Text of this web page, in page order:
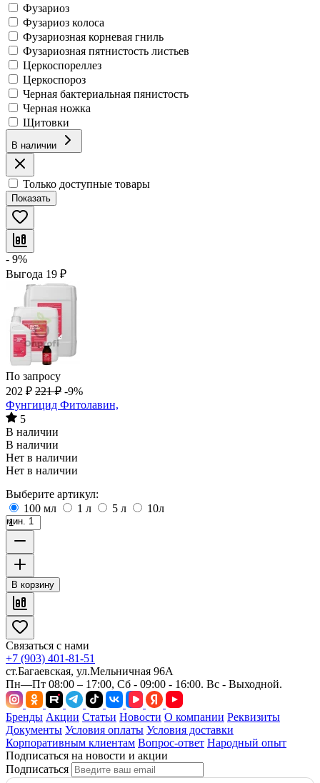
Фузариоз
Фузариоз колоса
Фузариозная корневая гниль
Фузариозная пятнистость листьев
Церкоспореллез
Церкоспороз
Черная бактериальная пянистость
Черная ножка
Щитовки
В наличии
Только доступные товары
Показать
- 9%
Выгода 19 ₽
По запросу
202 ₽ 221 ₽ -9%
Фунгицид Фитолавин,
5
В наличии
В наличии
Нет в наличии
Нет в наличии
Выберите артикул:
100 мл
1 л 5 л 10л
мин. 1
В корзину
Связаться с нами
+7 (903) 401-81-51
ст.Багаевская, ул.Мельничная 96А
Пн—Пт 08:00 – 17:00, Сб - 09:00 - 16:00. Вс - Выходной.
Бренды Акции Статьи Новости О компании Реквизиты
Документы Условия оплаты Условия доставки
Корпоративным клиентам Вопрос-ответ Народный опыт
Подписаться на новости и акции
Подписаться